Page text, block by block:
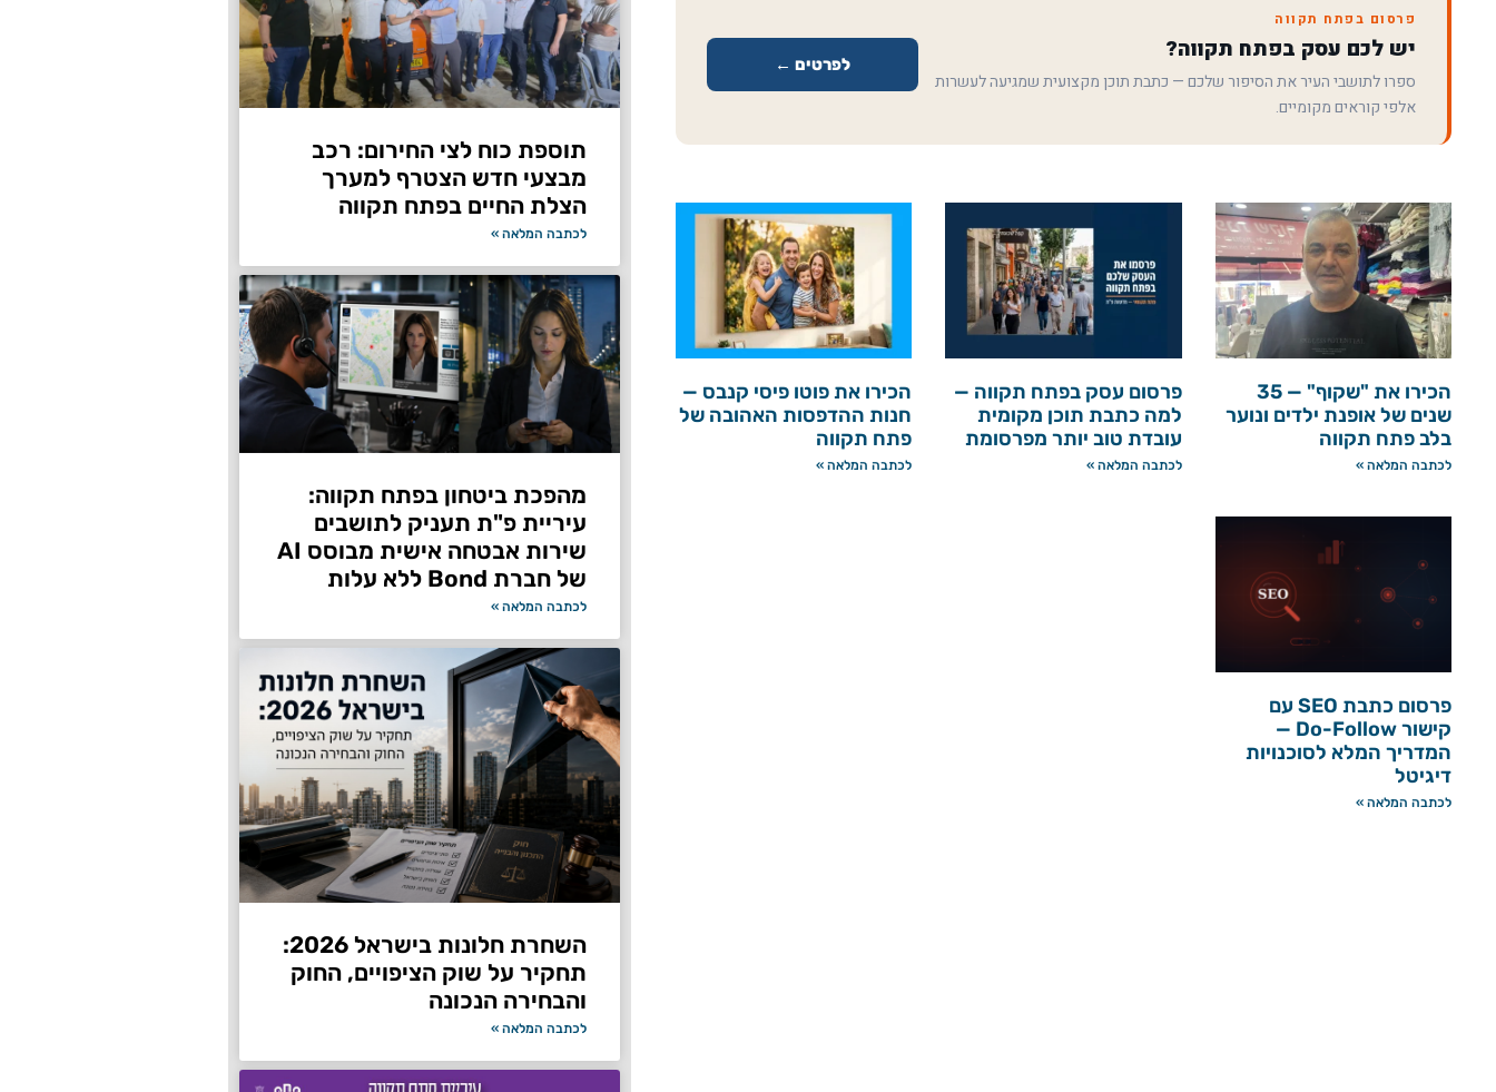
פרסום בפתח תקווה
יש לכם עסק בפתח תקווה?
ספרו לתושבי העיר את הסיפור שלכם — כתבת תוכן מקצועית שמגיעה לעשרות
אלפי קוראים מקומיים.
לפרטים ←
הכירו את "שקוף" — 35
שנים של אופנת ילדים ונוער
בלב פתח תקווה
לכתבה המלאה »
פרסום עסק בפתח תקווה —
למה כתבת תוכן מקומית
עובדת טוב יותר מפרסומת
לכתבה המלאה »
הכירו את פוטו פיסי קנבס —
חנות ההדפסות האהובה של
פתח תקווה
לכתבה המלאה »
פרסום כתבת SEO עם
קישור Do-Follow —
המדריך המלא לסוכנויות
דיגיטל
לכתבה המלאה »
תוספת כוח לצי החירום: רכב
מבצעי חדש הצטרף למערך
הצלת החיים בפתח תקווה
לכתבה המלאה »
מהפכת ביטחון בפתח תקווה:
עיריית פ"ת תעניק לתושבים
שירות אבטחה אישית מבוסס AI
של חברת Bond ללא עלות
לכתבה המלאה »
השחרת חלונות בישראל 2026:
תחקיר על שוק הציפויים, החוק
והבחירה הנכונה
לכתבה המלאה »